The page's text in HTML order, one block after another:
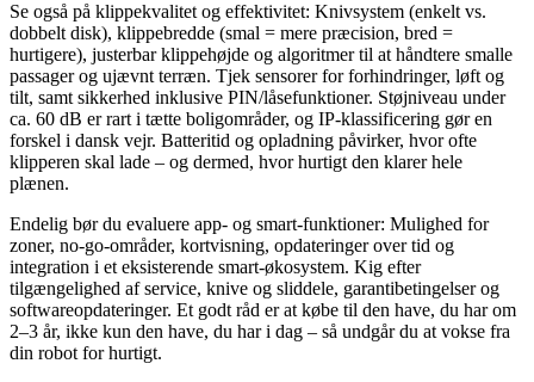
Se også på klippekvalitet og effektivitet: Knivsystem (enkelt vs.
dobbelt disk), klippebredde (smal = mere præcision, bred =
hurtigere), justerbar klippehøjde og algoritmer til at håndtere smalle
passager og ujævnt terræn. Tjek sensorer for forhindringer, løft og
tilt, samt sikkerhed inklusive PIN/låsefunktioner. Støjniveau under
ca. 60 dB er rart i tætte boligområder, og IP-klassificering gør en
forskel i dansk vejr. Batteritid og opladning påvirker, hvor ofte
klipperen skal lade – og dermed, hvor hurtigt den klarer hele
plænen.
Endelig bør du evaluere app- og smart-funktioner: Mulighed for
zoner, no-go-områder, kortvisning, opdateringer over tid og
integration i et eksisterende smart-økosystem. Kig efter
tilgængelighed af service, knive og sliddele, garantibetingelser og
softwareopdateringer. Et godt råd er at købe til den have, du har om
2–3 år, ikke kun den have, du har i dag – så undgår du at vokse fra
din robot for hurtigt.